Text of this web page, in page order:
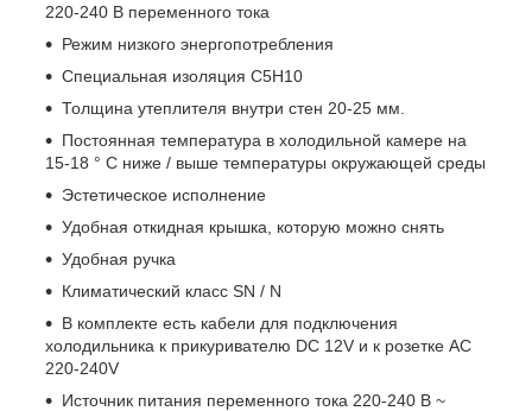
220-240 В переменного тока
Режим низкого энергопотребления
Специальная изоляция C5H10
Толщина утеплителя внутри стен 20-25 мм.
Постоянная температура в холодильной камере на
15-18 ° C ниже / выше температуры окружающей среды
Эстетическое исполнение
Удобная откидная крышка, которую можно снять
Удобная ручка
Климатический класс SN / N
В комплекте есть кабели для подключения
холодильника к прикуривателю DC 12V и к розетке AC
220-240V
Источник питания переменного тока 220-240 В ~